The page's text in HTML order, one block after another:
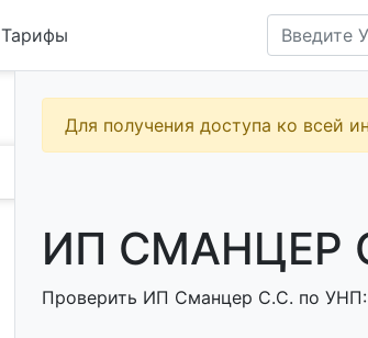
Тарифы
Для получения доступа ко всей
ИП СМАНЦЕР
Проверить ИП Сманцер С.С. по УНП: